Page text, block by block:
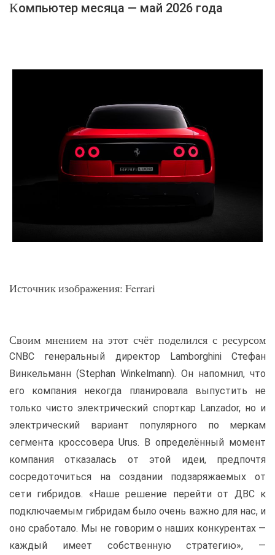
Компьютер месяца — май 2026 года
Источник изображения: Ferrari
Своим мнением на этот счёт поделился с ресурсом
CNBC генеральный директор Lamborghini Стефан
Винкельманн (Stephan Winkelmann). Он напомнил, что
его компания некогда планировала выпустить не
только чисто электрический спорткар Lanzador, но и
электрический вариант популярного по меркам
сегмента кроссовера Urus. В определённый момент
компания отказалась от этой идеи, предпочтя
сосредоточиться на создании подзаряжаемых от
сети гибридов. «Наше решение перейти от ДВС к
подключаемым гибридам было очень важно для нас, и
оно сработало. Мы не говорим о наших конкурентах —
каждый имеет собственную стратегию», —